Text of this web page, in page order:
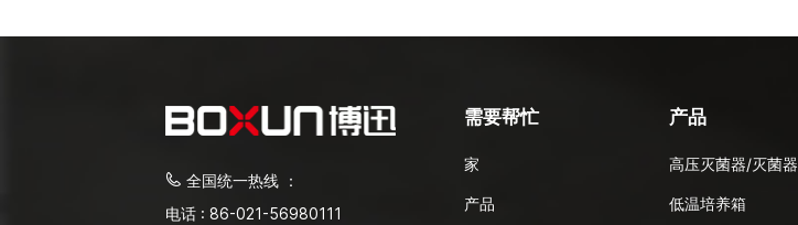
全国统一热线 ：
电话 : 86-021-56980111
需要帮忙
家
产品
产品
高压灭菌器/灭菌器
低温培养箱